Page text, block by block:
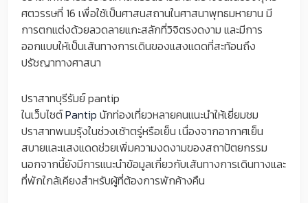
ศตวรรษที่ 16 เพื่อใช้เป็นศาสนสถานในศาสนาพุทธมหายาน มี
การตกแต่งด้วยลวดลายแกะสลักที่วิจิตรงดงาม และมีการ
ออกแบบให้เป็นเส้นทางการเดินของแสงแดดที่สะท้อนถึง
ปรัชญาทางศาสนา
ปราสาทบุรีรัมย์ pantip
ในเว็บไซต์Pantip นักท่องเที่ยวหลายคนแนะนำให้เยี่ยมชม
ปราสาทพนมรุ้งในช่วงเช้าตรู่หรือเย็น เนื่องจากอากาศเย็น
สบายและแสงแดดช่วยเพิ่มความงดงามของสถาปัตยกรรม
นอกจากนี้ยังมีการแนะนำข้อมูลเกี่ยวกับเส้นทางการเดินทางและ
ที่พักใกล้เคียงสำหรับผู้ที่ต้องการพักค้างคืน